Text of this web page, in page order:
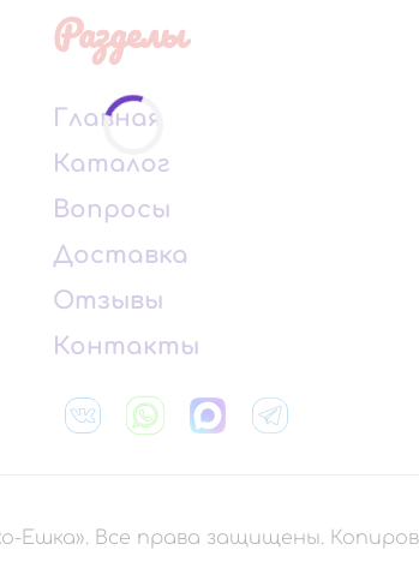
Разделы
Главная
Каталог
Вопросы
Доставка
Отзывы
Контакты
Ешка». Все права защищены.